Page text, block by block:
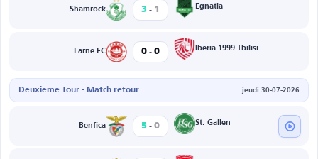
Shamrock 3 - 1 Egnatia
Larne FC 0 - 0 Iberia 1999 Tbilisi
Deuxième Tour - Match retour jeudi 30-07-2026
Benfica 5 - 0 St. Gallen